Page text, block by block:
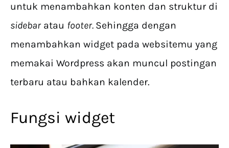
untuk menambahkan konten dan struktur di
sidebar atau footer. Sehingga dengan
menambahkan widget pada websitemu yang
memakai Wordpress akan muncul postingan
terbaru atau bahkan kalender.
Fungsi widget